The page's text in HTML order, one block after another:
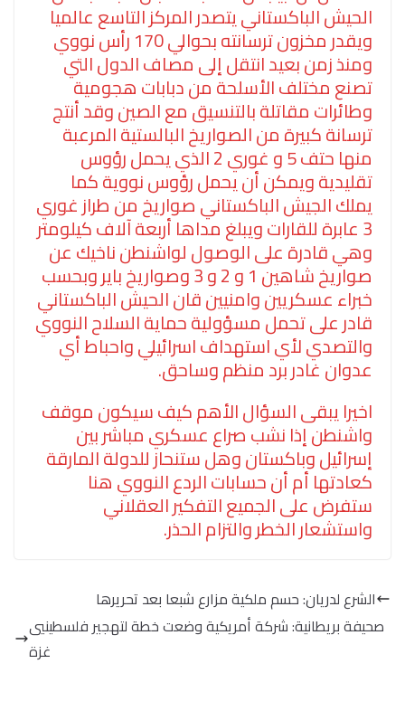
الحيش الباكستاني يتصدر المركز التاسع عالميا
ويقدر مخزون ترسانته بحوالي 170 رأس نووي
ومنذ زمن بعيد انتقل إلى مصاف الدول التي
تصنع مختلف الأسلحة من دبابات هجومية
وطائرات مقاتلة بالتنسيق مع الصين وقد أنتج
ترسانة كبيرة من الصواريخ البالستية المرعبة
منها حتف 5 و غوري 2 الذي يحمل رؤوس
تقليدية ويمكن أن يحمل رؤوس نووية كما
يملك الجيش الباكستاني صواريخ من طراز غوري
3 عابرة للقارات ويبلغ مداها أربعة آلاف كيلومتر
وهي قادرة على الوصول لواشنطن ناخيك عن
صواريخ شاهين 1 و 2 و 3 وصواريخ باير وبحسب
خبراء عسكريين وامنيين قان الحيش الباكستاني
قادر على تحمل مسؤولية حماية السلاح النووي
والتصدي لأي استهداف اسرائيلي واحباط أي
عدوان غادر برد منظم وساحق.
اخيرا يبقى السؤال الأهم كيف سيكون موقف
واشنطن إذا نشب صراع عسكري مباشر بين
إسرائيل وباكستان وهل ستنحاز للدولة المارقة
كعادتها أم أن حسابات الردع النووي هنا
ستفرض على الجميع التفكير العقلاني
واستشعار الخطر والتزام الحذر.
الشرع لدريان: حسم ملكية مزارع شبعا بعد تحريرها
صحيفة بريطانية: شركة أمريكية وضعت خطة لتهجير فلسطينيي
غزة